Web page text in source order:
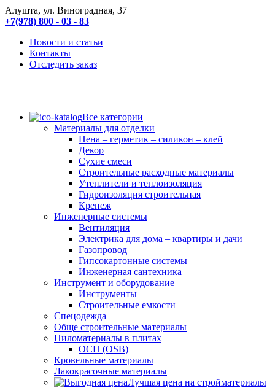
Алушта, ул. Виноградная, 37
+7(978) 800 - 03 - 83
Новости и статьи
Контакты
Отследить заказ
Все категории
Материалы для отделки
Пена – герметик – силикон – клей
Декор
Сухие смеси
Строительные расходные материалы
Утеплители и теплоизоляция
Гидроизоляция строительная
Крепеж
Инженерные системы
Вентиляция
Электрика для дома – квартиры и дачи
Газопровод
Гипсокартонные системы
Инженерная сантехника
Инструмент и оборудование
Инструменты
Строительные емкости
Спецодежда
Обще строительные материалы
Пиломатериалы в плитах
ОСП (OSB)
Кровельные материалы
Лакокрасочные материалы
Лучшая цена на стройматериалы